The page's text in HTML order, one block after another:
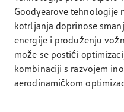
Goodyearove tehnologije
kotrljanja doprinose
energije i produženju
može se postići
kombinaciji s razvojem
aerodinamičkom